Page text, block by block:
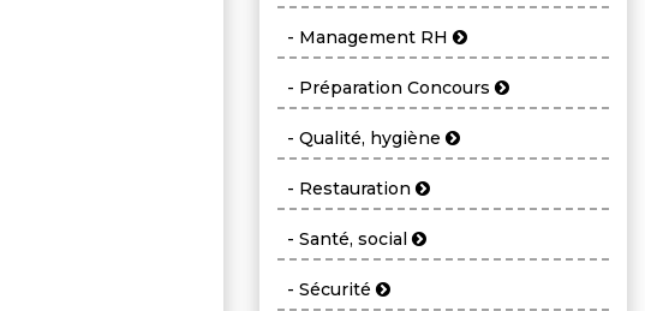
- Management RH
- Préparation Concours
- Qualité, hygiène
- Restauration
- Santé, social
- Sécurité